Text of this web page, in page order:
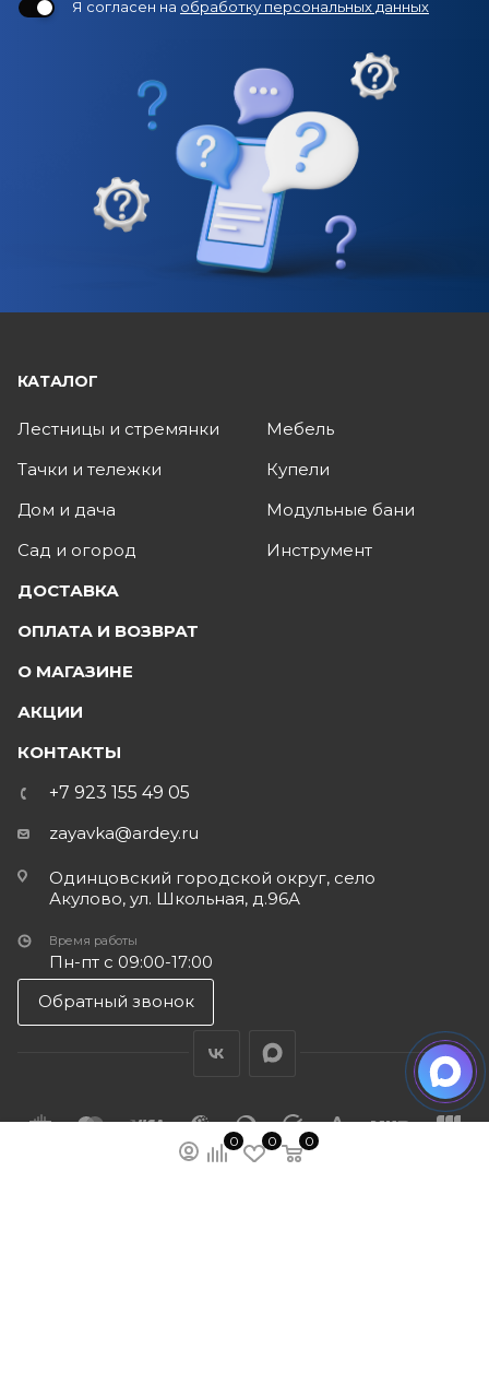
Я согласен на обработку персональных данных
0 0 0
КАТАЛОГ
Лестницы и стремянки
Тачки и тележки
Дом и дача
Сад и огород
Мебель
Купели
Модульные бани
Инструмент
ДОСТАВКА
ОПЛАТА И ВОЗВРАТ
О МАГАЗИНЕ
АКЦИИ
КОНТАКТЫ
+7 923 155 49 05
zayavka@ardey.ru
Одинцовский городской округ, село
Акулово, ул. Школьная, д.96А
Время работы
Пн-пт с 09:00-17:00
Обратный звонок